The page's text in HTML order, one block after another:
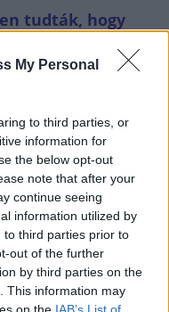
My Personal
to third parties, or
information for
the below opt-out
note that after your
continue seeing
information utilized by
to third parties prior to
out of the further
by third parties on the
This information may
tudták, hogy
a dollárt